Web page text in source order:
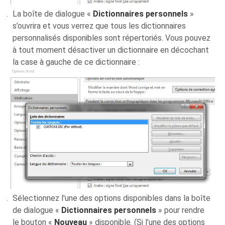
La boîte de dialogue « Dictionnaires personnels »
s’ouvrira et vous verrez que tous les dictionnaires
personnalisés disponibles sont répertoriés. Vous pouvez
à tout moment désactiver un dictionnaire en décochant
la case à gauche de ce dictionnaire :
Sélectionnez l'une des options disponibles dans la boîte
de dialogue « Dictionnaires personnels » pour rendre
le bouton « Nouveau » disponible. (Si l’une des options